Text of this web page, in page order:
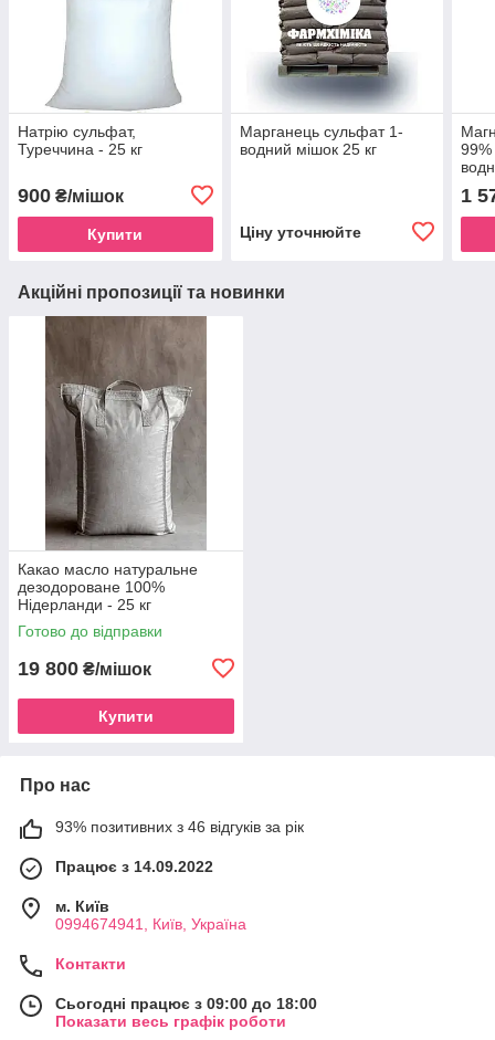
Натрію сульфат,
Туреччина - 25 кг
900 ₴/мішок
Купити
Марганець сульфат 1-
водний мішок 25 кг
Ціну уточнюйте
99%
1
Акційні пропозиції та новинки
Какао масло натуральне
дезодороване 100%
Нідерланди - 25 кг
Готово до відправки
19 800 ₴/мішок
Купити
Про нас
93% позитивних з 46 відгуків за рік
Працює з 14.09.2022
м. Київ
0994674941, Київ, Україна
Контакти
Сьогодні працює з 09:00 до 18:00
Показати весь графік роботи